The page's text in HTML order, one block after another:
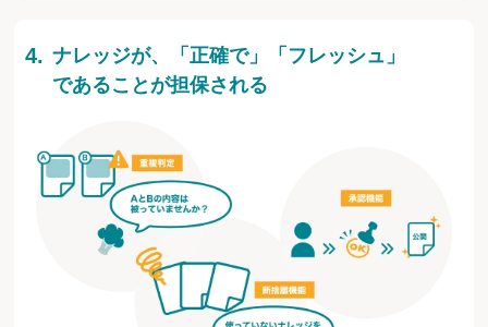
ナレッジが、「正確で」「フレッシュ」
であることが担保される